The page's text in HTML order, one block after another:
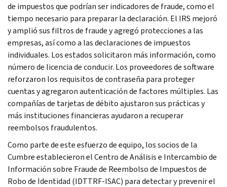
de impuestos que podrían ser indicadores de fraude, como el
tiempo necesario para preparar la declaración. El IRS mejoró
y amplió sus filtros de fraude y agregó protecciones a las
empresas, así como a las declaraciones de impuestos
individuales. Los estados solicitaron más información, como
número de licencia de conducir. Los proveedores de software
reforzaron los requisitos de contraseña para proteger
cuentas y agregaron autenticación de factores múltiples. Las
compañías de tarjetas de débito ajustaron sus prácticas y
más instituciones financieras ayudaron a recuperar
reembolsos fraudulentos.
Como parte de este esfuerzo de equipo, los socios de la
Cumbre establecieron el Centro de Análisis e Intercambio de
Información sobre Fraude de Reembolso de Impuestos de
Robo de Identidad (IDTTRF-ISAC) para detectar y prevenir el